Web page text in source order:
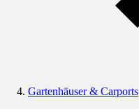
Gartenhäuser & Carports